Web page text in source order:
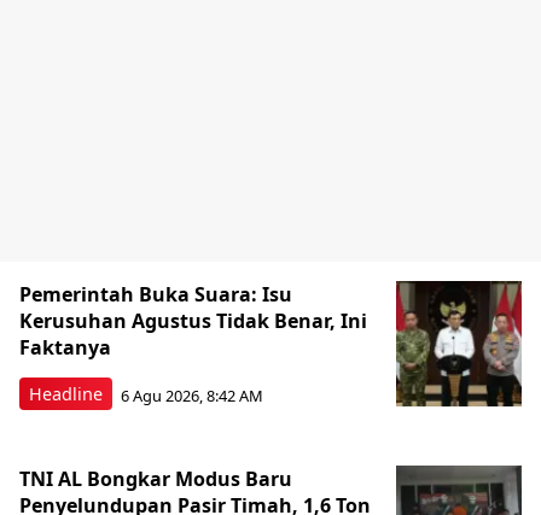
Headline
Pemerintah Buka Suara: Isu
Kerusuhan Agustus Tidak Benar, Ini
Faktanya
6 Agu 2026, 8:42 AM
TNI AL Bongkar Modus Baru
Penyelundupan Pasir Timah, 1,6 Ton